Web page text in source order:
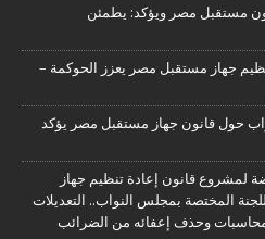
مستقبل مصر ويؤكد: يطمئن
جهاز مستقبل مصر يعزز الحوكمة –
حول قانون جهاز مستقبل مصر يؤكد
لمشروع قانون إعادة تنظيم جهاز
المختصة بمجلس النواب.. التعديلات
وحذف إعفائه من الضرائب